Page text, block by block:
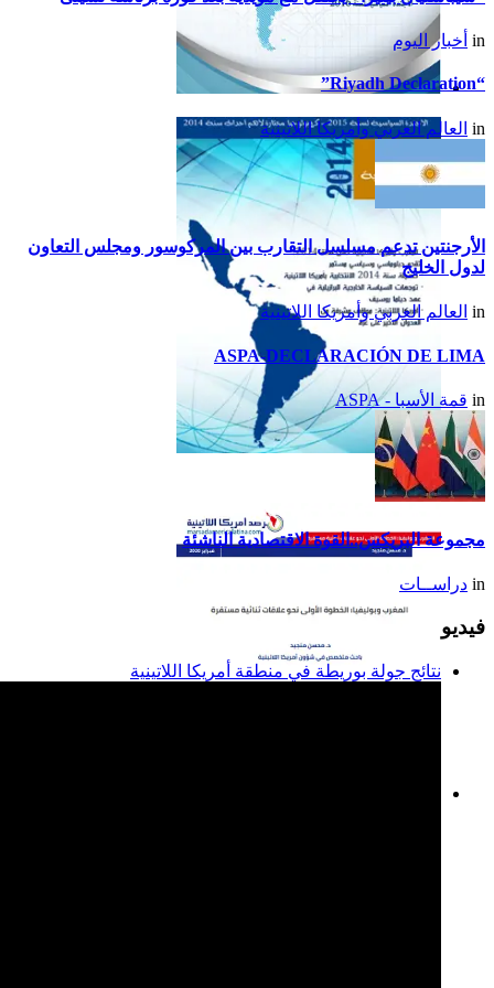
تقرير أمريكا اللاتينية لسنة
2015
تقرير أمريكا اللاتينية لسنة
2014
in أخبار اليوم
“Riyadh Declaration”
in العالم العربي وأمريكا اللاتينية
الأرجنتين تدعم مسلسل التقارب بين المركوسور ومجلس التعاون
لدول الخليج
in العالم العربي وأمريكا اللاتينية
ASPA-DECLARACIÓN DE LIMA
in قمة الأسبا - ASPA
مجموعة البريكس..القوة الاقتصادية الناشئة
in دراســات
فيديو
نتائج جولة بوريطة في منطقة أمريكا اللاتينية